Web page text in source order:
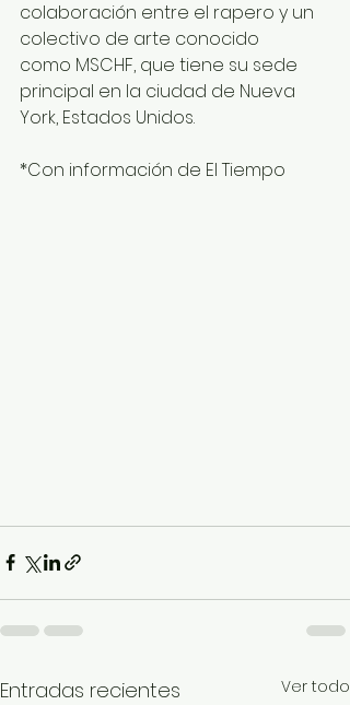
colaboración entre el rapero y un
colectivo de arte conocido
como MSCHF, que tiene su sede
principal en la ciudad de Nueva
York, Estados Unidos.
*Con información de El Tiempo
Entradas recientes Ver todo